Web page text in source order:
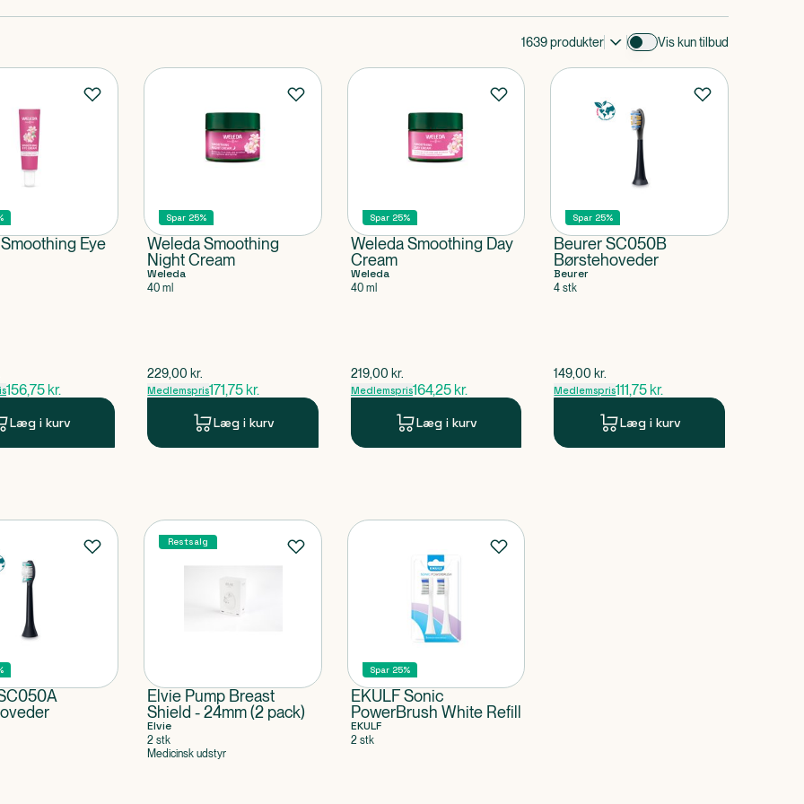
1639produkter Vis kun tilbud
Eye
156,75 kr.
Læg i kurv
Spar 25%
Weleda Smoothing
Night Cream
Weleda
40 ml
$gammel pris
229,00 kr.
Medlemspris171,75 kr.
Læg i kurv
Spar 25%
Weleda Smoothing Day
Cream
Weleda
40 ml
$gammel pris
219,00 kr.
Medlemspris164,25 kr.
Læg i kurv
Spar 25%
Beurer SC050B
Børstehoveder
Beurer
4 stk
$gammel pris
149,00 kr.
Medlemspris111,75 kr.
Læg i kurv
Restsalg
Elvie Pump Breast
Shield - 24mm (2 pack)
Elvie
2 stk
Medicinsk udstyr
Spar 25%
EKULF Sonic
PowerBrush White Refill
EKULF
2 stk